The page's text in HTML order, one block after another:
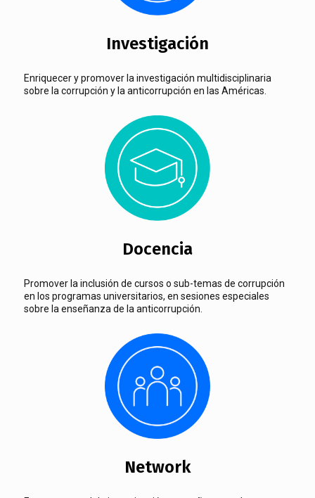
Investigación
Enriquecer y promover la investigación multidisciplinaria
sobre la corrupción y la anticorrupción en las Américas.
Docencia
Promover la inclusión de cursos o sub-temas de corrupción
en los programas universitarios, en sesiones especiales
sobre la enseñanza de la anticorrupción.
Network